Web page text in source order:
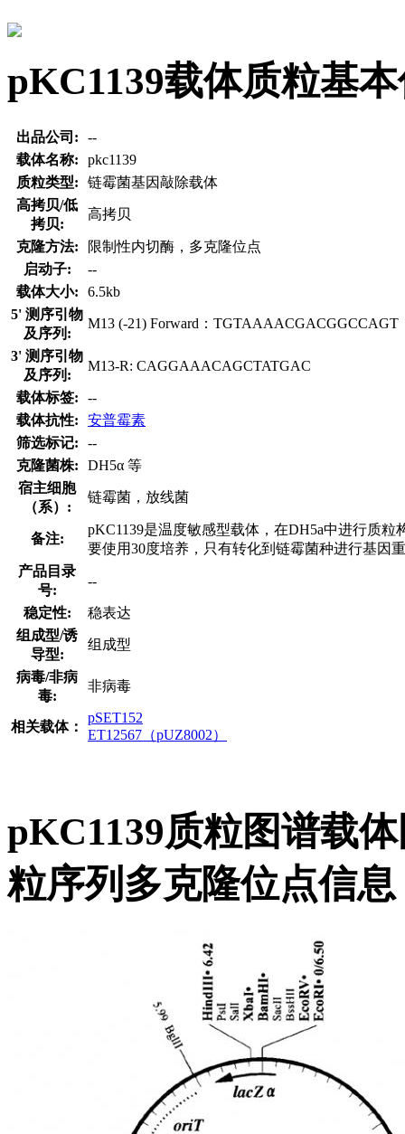
pKC1139载体质粒基
出品公司:
--
载体名称:
pkc1139
质粒类型:
链霉菌基因敲除载体
高拷贝/低
拷贝:
高拷贝
克隆方法:
限制性内切酶，多克隆位点
启动子:
--
载体大小:
6.5kb
5' 测序引物
及序列:
M13 (-21) Forward：
3' 测序引物
及序列:
M13-R: CAGGAAACAGCTATGAC
载体标签:
--
载体抗性:
安普霉素
筛选标记:
--
克隆菌株:
DH5α 等
宿主细胞
（系）:
链霉菌，放线菌
备注:
pKC1139是温度敏感型载体，在DH5a中进行质
要使用30度培养，只有转化到链霉菌种进行基因
产品目录
号:
--
稳定性:
稳表达
组成型/诱
导型:
组成型
病毒/非病
毒:
非病毒
相关载体：
pSET152
ET12567（pUZ8002）
pKC1139质粒图谱载
粒序列多克隆位点信息